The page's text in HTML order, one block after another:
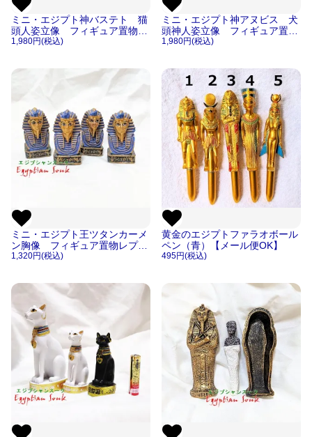
ミニ・エジプト神バステト 猫
頭人姿立像 フィギュア置物レ
プリカ像【宅急便のみ】
1,980円(税込)
ミニ・エジプト神アヌビス 犬
頭神人姿立像 フィギュア置物
レプリカ像【宅急便のみ】
1,980円(税込)
ミニ・エジプト王ツタンカーメ
ン胸像 フィギュア置物レプリ
カ像【宅急便のみ】
1,320円(税込)
黄金のエジプトファラオボール
ペン（青）【メール便OK】
495円(税込)